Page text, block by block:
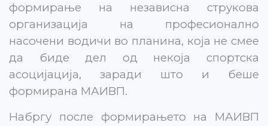
формирање на независна струкова
организација на професионално
насочени водичи во планина, која не смее
да биде дел од некоја спортска
асоцијација, заради што и беше
формирана МАИВП.
Набргу после формирањето на МАИВП